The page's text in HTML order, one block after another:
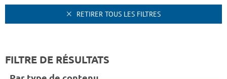
RETIRER TOUS LES FILTRES
FILTRE DE RÉSULTATS